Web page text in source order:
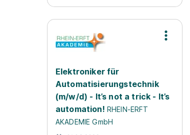
Elektroniker für
Automatisierungstechnik
(m/w/d) - It’s not a trick - It’s
automation! RHEIN-ERFT
AKADEMIE GmbH